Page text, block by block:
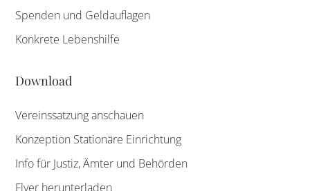
Spenden und Geldauflagen
Konkrete Lebenshilfe
Download
Vereinssatzung anschauen
Konzeption Stationäre Einrichtung
Info für Justiz, Ämter und Behörden
Flyer herunterladen